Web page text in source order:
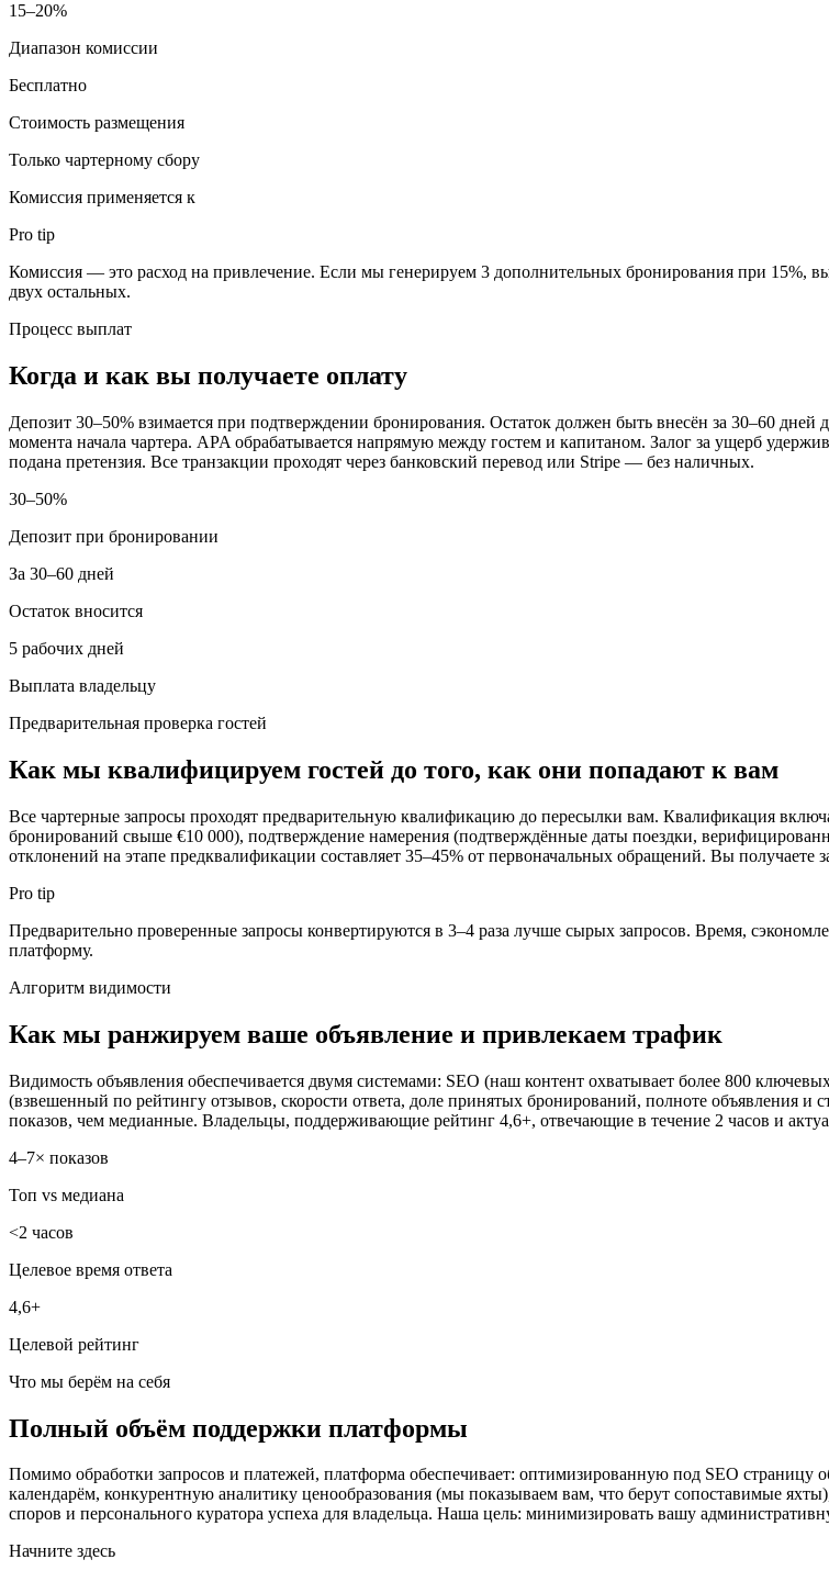
15–20%
Диапазон комиссии
Бесплатно
Стоимость размещения
Только чартерному сбору
Комиссия применяется к
Pro tip
Комиссия — это расход на привлечение. Если мы генерируем 3 дополнительных бронирования при 15%,
двух остальных.
Процесс выплат
Когда и как вы получаете оплату
Депозит 30–50% взимается при подтверждении бронирования. Остаток должен быть внесён за 30–60 дней
момента начала чартера. APA обрабатывается напрямую между гостем и капитаном. Залог за ущерб
подана претензия. Все транзакции проходят через банковский перевод или Stripe — без наличных.
30–50%
Депозит при бронировании
За 30–60 дней
Остаток вносится
5 рабочих дней
Выплата владельцу
Предварительная проверка гостей
Как мы квалифицируем гостей до того, как они попадают к вам
Все чартерные запросы проходят предварительную квалификацию до пересылки вам. Квалификация
бронирований свыше €10 000), подтверждение намерения (подтверждённые даты поездки,
отклонений на этапе предквалификации составляет 35–45% от первоначальных обращений. Вы получаете
Pro tip
Предварительно проверенные запросы конвертируются в 3–4 раза лучше сырых запросов. Время,
платформу.
Алгоритм видимости
Как мы ранжируем ваше объявление и привлекаем трафик
Видимость объявления обеспечивается двумя системами: SEO (наш контент охватывает более 800
(взвешенный по рейтингу отзывов, скорости ответа, доле принятых бронирований, полноте объявления и
показов, чем медианные. Владельцы, поддерживающие рейтинг 4,6+, отвечающие в течение 2 часов и
4–7× показов
Топ vs медиана
<2 часов
Целевое время ответа
4,6+
Целевой рейтинг
Что мы берём на себя
Полный объём поддержки платформы
Помимо обработки запросов и платежей, платформа обеспечивает: оптимизированную под SEO страницу
календарём, конкурентную аналитику ценообразования (мы показываем вам, что берут сопоставимые
споров и персонального куратора успеха для владельца. Наша цель: минимизировать вашу
Начните здесь